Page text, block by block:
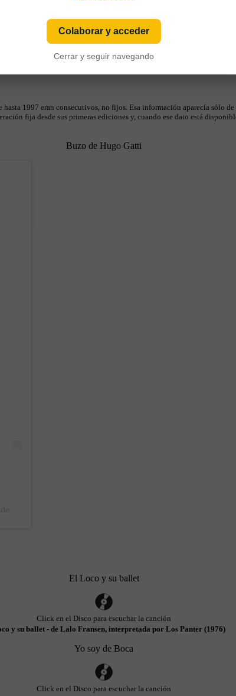
hasta 1997 eran consecutivos, no fijos. Esa información aparecía sólo
fija desde sus primeras ediciones y, cuando ese dato está
Buzo de Hugo Gatti
El Loco y su ballet
Click en el Disco para escuchar la canción
y su ballet - de Lalo Fransen, interpretada por Los Panter (1976)
Yo soy de Boca
Click en el Disco para escuchar la canción
Colaborar y acceder
Cerrar y seguir navegando